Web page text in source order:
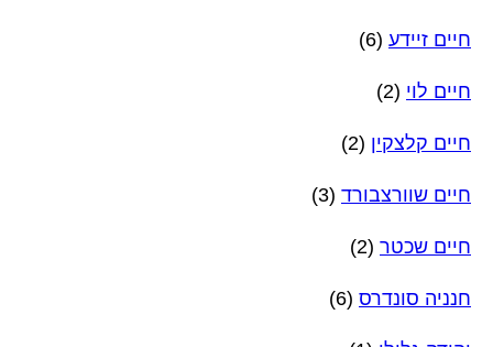
חיים זיידע (6)
חיים לוי (2)
חיים קלצקין (2)
חיים שוורצבורד (3)
חיים שכטר (2)
חנניה סונדרס (6)